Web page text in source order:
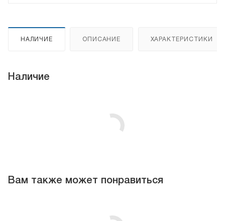
НАЛИЧИЕ ОПИСАНИЕ ХАРАКТЕРИСТИКИ
Наличие
Вам также может понравиться